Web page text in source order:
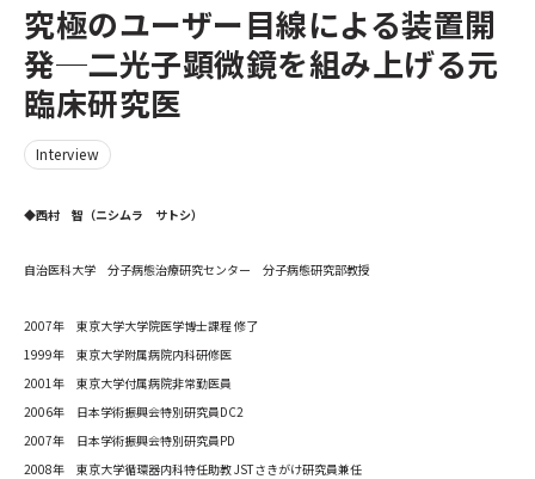
究極のユーザー目線による装置開
発─二光子顕微鏡を組み上げる元
臨床研究医
Interview
◆西村 智（ニシムラ サトシ）
自治医科大学 分子病態治療研究センター 分子病態研究部教授
2007年 東京大学大学院医学博士課程 修了
1999年 東京大学附属病院内科研修医
2001年 東京大学付属病院非常勤医員
2006年 日本学術振興会特別研究員DC2
2007年 日本学術振興会特別研究員PD
2008年 東京大学循環器内科特任助教 JSTさきがけ研究員兼任